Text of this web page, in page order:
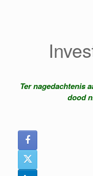
Ter nagedachtenis
dood